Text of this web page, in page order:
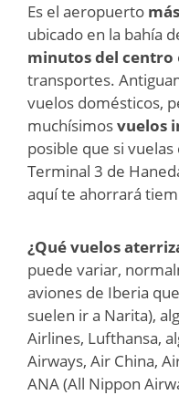
Es el aeropuerto
ubicado en la bahía
minutos del centro
transportes.
vuelos domésticos,
muchísimosvuelos
posible que si
Terminal 3 de
aquí te ahorrará
¿Qué vuelos
puede variar,
aviones de Iberia
suelen ir a Narita),
Airlines, Lufthansa,
Airways, Air China,
ANA (All Nippon